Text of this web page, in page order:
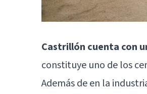
Castrillón cuenta con
constituye uno de los
Además de en la